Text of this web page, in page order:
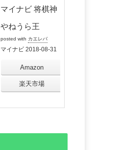
マイナビ 将棋神
やねうら王
posted with カエレバ
マイナビ 2018-08-31
Amazon
楽天市場